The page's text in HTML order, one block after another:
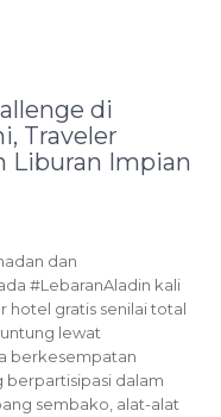
di
Traveler
Liburan Impian
dan
#LebaranAladin kali
hotel gratis senilai total
lewat
berkesempatan
berpartisipasi dalam
sembako, alat-alat